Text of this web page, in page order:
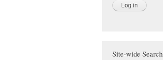
Site-wide Search